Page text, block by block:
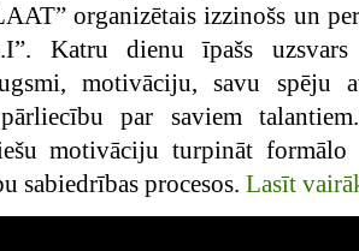
organizētais izzinošs un
Katru dienu īpašs
motivāciju, savu spēju
par saviem
motivāciju turpināt
sabiedrības procesos. Lasīt